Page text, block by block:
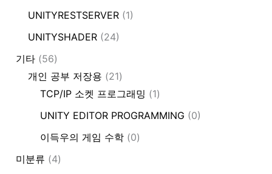
UNITYRESTSERVER (1)
UNITYSHADER (24)
기타 (56)
개인 공부 저장용 (21)
TCP/IP 소켓 프로그래밍 (1)
UNITY EDITOR PROGRAMMING (0)
이득우의 게임 수학 (0)
미분류 (4)